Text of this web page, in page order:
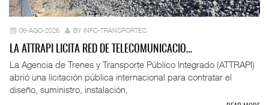
06-AGO-2026 BY INFO-TRANSPORTES
LA ATTRAPI LICITA RED DE TELECOMUNICACIO…
La Agencia de Trenes y Transporte Público Integrado (ATTRAPI)
abrió una licitación pública internacional para contratar el
diseño, suministro, instalación,